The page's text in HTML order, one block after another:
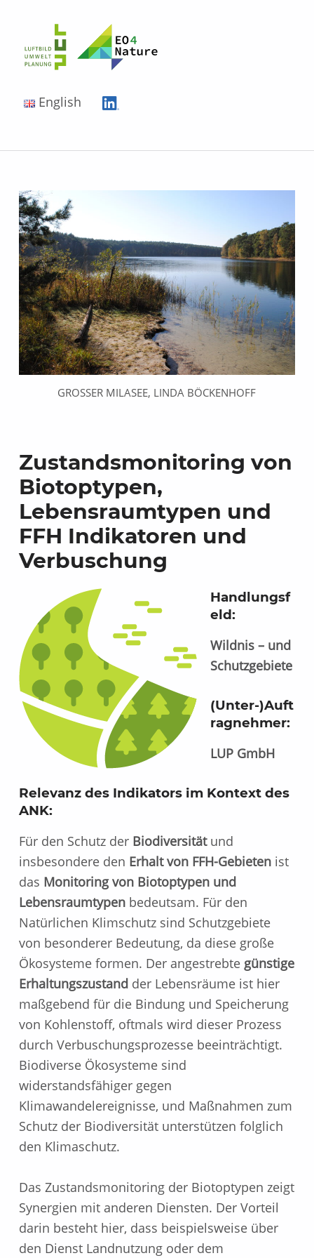
English
GROSSER MILASEE, LINDA BÖCKENHOFF
Zustandsmonitoring von
Biotoptypen,
Lebensraumtypen und
FFH Indikatoren und
Verbuschung
Handlungsf
eld:
Wildnis – und
Schutzgebiete
(Unter-)Auft
ragnehmer:
LUP GmbH
Relevanz des Indikators im Kontext des
ANK:
Für den Schutz derBiodiversitätund
insbesondere den Erhalt von FFH-Gebietenist
das Monitoring von Biotoptypen und
Lebensraumtypenbedeutsam. Für den
Natürlichen Klimschutz sind Schutzgebiete
von besonderer Bedeutung, da diese große
Ökosysteme formen. Der angestrebte günstige
Erhaltungszustandder Lebensräume ist hier
maßgebend für die Bindung und Speicherung
von Kohlenstoff, oftmals wird dieser Prozess
durch Verbuschungsprozesse beeinträchtigt.
Biodiverse Ökosysteme sind
widerstandsfähiger gegen
Klimawandelereignisse, und Maßnahmen zum
Schutz der Biodiversität unterstützen folglich
den Klimaschutz.
Das Zustandsmonitoring der Biotoptypen zeigt
Synergien mit anderen Diensten. Der Vorteil
darin besteht hier, dass beispielsweise über
den Dienst Landnutzung oder dem